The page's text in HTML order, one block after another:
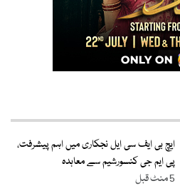
ایچ بی ایف سی ایل نجکاری میں اہم پیشرفت،
پی ایم جی کنسورشیم سے معاہدہ
5 منٹ قبل